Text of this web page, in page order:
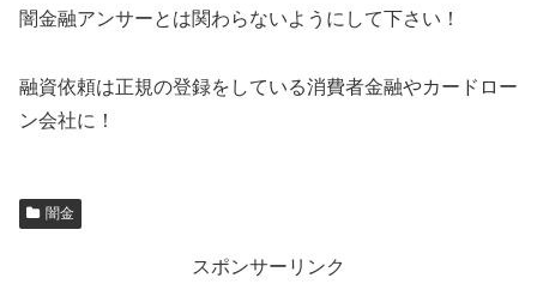
闇金融アンサーとは関わらないようにして下さい！
融資依頼は正規の登録をしている消費者金融やカードロー
ン会社に！
闇金
スポンサーリンク